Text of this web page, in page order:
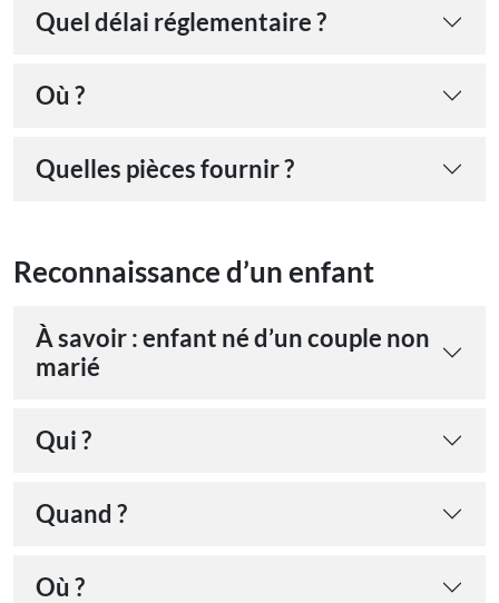
Quel délai réglementaire ?
Où ?
Quelles pièces fournir ?
Reconnaissance d’un enfant
À savoir : enfant né d’un couple non
marié
Qui ?
Quand ?
Où ?